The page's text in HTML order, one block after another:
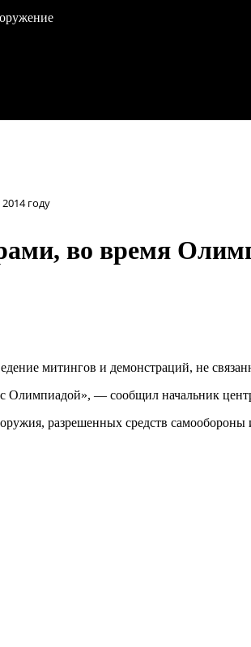
году
во время
митингов и демонстраций, не
Олимпиадой», — сообщил начальник
разрешенных средств